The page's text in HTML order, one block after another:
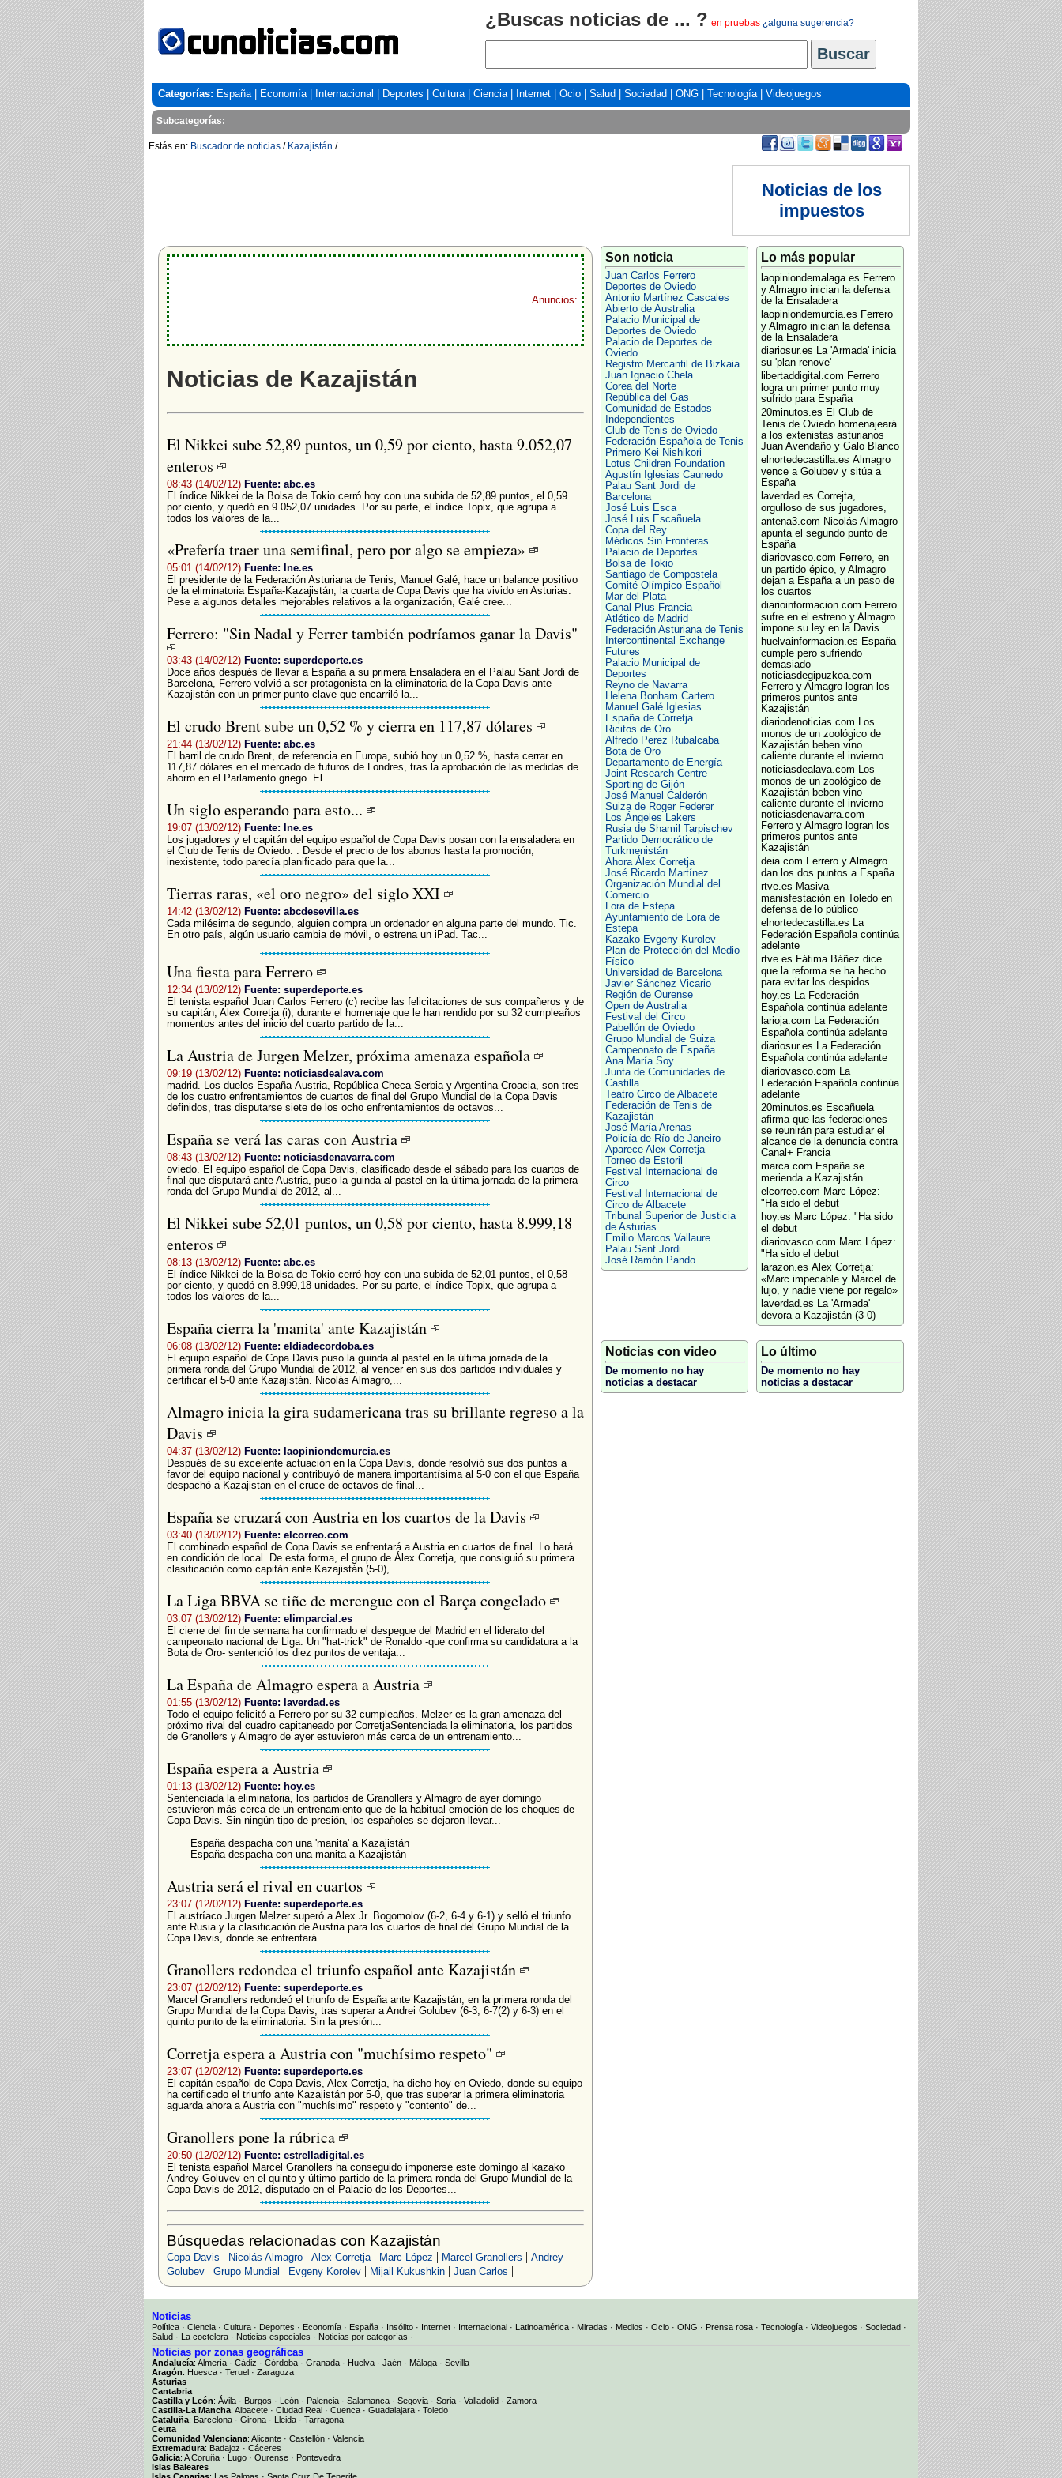
¿Buscas noticias de ... ? en pruebas ¿alguna sugerencia?
Categorías: España| Economía| Internacional Deportes Cultura| Ciencia| Internet Ocio Salud Sociedad ONG Tecnología| Videojuegos
Subcategorías:
Estás en: Buscador de noticias / Kazajistán /
Noticias de los
impuestos
Anuncios:
Noticias de Kazajistán
El Nikkei sube 52,89 puntos, un 0,59 por ciento, hasta 9.052,07
enteros
08:43 (14/02/12) Fuente: abc.es
El índice Nikkei de la Bolsa de Tokio cerró hoy con una subida de 52,89 puntos, el 0,59
por ciento, y quedó en 9.052,07 unidades. Por su parte, el índice Topix, que agrupa a
todos los valores de la...
«Prefería traer una semifinal, pero por algo se empieza»
05:01 (14/02/12) Fuente: lne.es
El presidente de la Federación Asturiana de Tenis, Manuel Galé, hace un balance positivo
de la eliminatoria España-Kazajistán, la cuarta de Copa Davis que ha vivido en Asturias.
Pese a algunos detalles mejorables relativos a la organización, Galé cree...
Ferrero: "Sin Nadal y Ferrer también podríamos ganar la Davis"
03:43 (14/02/12) Fuente: superdeporte.es
Doce años después de llevar a España a su primera Ensaladera en el Palau Sant Jordi de
Barcelona, Ferrero volvió a ser protagonista en la eliminatoria de la Copa Davis ante
Kazajistán con un primer punto clave que encarriló la...
El crudo Brent sube un 0,52 % y cierra en 117,87 dólares
21:44 (13/02/12) Fuente: abc.es
El barril de crudo Brent, de referencia en Europa, subió hoy un 0,52 %, hasta cerrar en
117,87 dólares en el mercado de futuros de Londres, tras la aprobación de las medidas de
ahorro en el Parlamento griego. El...
Un siglo esperando para esto...
19:07 (13/02/12) Fuente: lne.es
Los jugadores y el capitán del equipo español de Copa Davis posan con la ensaladera en
el Club de Tenis de Oviedo. . Desde el precio de los abonos hasta la promoción,
inexistente, todo parecía planificado para que la...
Tierras raras, «el oro negro» del siglo XXI
14:42 (13/02/12) Fuente: abcdesevilla.es
Cada milésima de segundo, alguien compra un ordenador en alguna parte del mundo. Tic.
En otro país, algún usuario cambia de móvil, o estrena un iPad. Tac...
Una fiesta para Ferrero
12:34 (13/02/12) Fuente: superdeporte.es
El tenista español Juan Carlos Ferrero (c) recibe las felicitaciones de sus compañeros y de
su capitán, Alex Corretja (i), durante el homenaje que le han rendido por su 32 cumpleaños
momentos antes del inicio del cuarto partido de la...
La Austria de Jurgen Melzer, próxima amenaza española
09:19 (13/02/12) Fuente: noticiasdealava.com
madrid. Los duelos España-Austria, República Checa-Serbia y Argentina-Croacia, son tres
de los cuatro enfrentamientos de cuartos de final del Grupo Mundial de la Copa Davis
definidos, tras disputarse siete de los ocho enfrentamientos de octavos...
España se verá las caras con Austria
08:43 (13/02/12) Fuente: noticiasdenavarra.com
oviedo. El equipo español de Copa Davis, clasificado desde el sábado para los cuartos de
final que disputará ante Austria, puso la guinda al pastel en la última jornada de la primera
ronda del Grupo Mundial de 2012, al...
El Nikkei sube 52,01 puntos, un 0,58 por ciento, hasta 8.999,18
enteros
08:13 (13/02/12) Fuente: abc.es
El índice Nikkei de la Bolsa de Tokio cerró hoy con una subida de 52,01 puntos, el 0,58
por ciento, y quedó en 8.999,18 unidades. Por su parte, el índice Topix, que agrupa a
todos los valores de la...
España cierra la 'manita' ante Kazajistán
06:08 (13/02/12) Fuente: eldiadecordoba.es
El equipo español de Copa Davis puso la guinda al pastel en la última jornada de la
primera ronda del Grupo Mundial de 2012, al vencer en sus dos partidos individuales y
certificar el 5-0 ante Kazajistán. Nicolás Almagro,...
Almagro inicia la gira sudamericana tras su brillante regreso a la
Davis
04:37 (13/02/12) Fuente: laopiniondemurcia.es
­Después de su excelente actuación en la Copa Davis, donde resolvió sus dos puntos a
favor del equipo nacional y contribuyó de manera importantísima al 5-0 con el que España
despachó a Kazajistan en el cruce de octavos de final...
España se cruzará con Austria en los cuartos de la Davis
03:40 (13/02/12) Fuente: elcorreo.com
El combinado español de Copa Davis se enfrentará a Austria en cuartos de final. Lo hará
en condición de local. De esta forma, el grupo de Álex Corretja, que consiguió su primera
clasificación como capitán ante Kazajistán (5-0),...
La Liga BBVA se tiñe de merengue con el Barça congelado
03:07 (13/02/12) Fuente: elimparcial.es
El cierre del fin de semana ha confirmado el despegue del Madrid en el liderato del
campeonato nacional de Liga. Un "hat-trick" de Ronaldo -que confirma su candidatura a la
Bota de Oro- sentenció los diez puntos de ventaja...
La España de Almagro espera a Austria
01:55 (13/02/12) Fuente: laverdad.es
Todo el equipo felicitó a Ferrero por su 32 cumpleaños. Melzer es la gran amenaza del
próximo rival del cuadro capitaneado por CorretjaSentenciada la eliminatoria, los partidos
de Granollers y Almagro de ayer estuvieron más cerca de un entrenamiento...
España espera a Austria
01:13 (13/02/12) Fuente: hoy.es
Sentenciada la eliminatoria, los partidos de Granollers y Almagro de ayer domingo
estuvieron más cerca de un entrenamiento que de la habitual emoción de los choques de
Copa Davis. Sin ningún tipo de presión, los españoles se dejaron llevar...
España despacha con una 'manita' a Kazajistán
España despacha con una manita a Kazajistán
Austria será el rival en cuartos
23:07 (12/02/12) Fuente: superdeporte.es
El austríaco Jurgen Melzer superó a Alex Jr. Bogomolov (6-2, 6-4 y 6-1) y selló el triunfo
ante Rusia y la clasificación de Austria para los cuartos de final del Grupo Mundial de la
Copa Davis, donde se enfrentará...
Granollers redondea el triunfo español ante Kazajistán
23:07 (12/02/12) Fuente: superdeporte.es
Marcel Granollers redondeó el triunfo de España ante Kazajistán, en la primera ronda del
Grupo Mundial de la Copa Davis, tras superar a Andrei Golubev (6-3, 6-7(2) y 6-3) en el
quinto punto de la eliminatoria. Sin la presión...
Corretja espera a Austria con "muchísimo respeto"
23:07 (12/02/12) Fuente: superdeporte.es
El capitán español de Copa Davis, Alex Corretja, ha dicho hoy en Oviedo, donde su equipo
ha certificado el triunfo ante Kazajistán por 5-0, que tras superar la primera eliminatoria
aguarda ahora a Austria con "muchísimo" respeto y "contento" de...
Granollers pone la rúbrica
20:50 (12/02/12) Fuente: estrelladigital.es
El tenista español Marcel Granollers ha conseguido imponerse este domingo al kazako
Andrey Goluvev en el quinto y último partido de la primera ronda del Grupo Mundial de la
Copa Davis de 2012, disputado en el Palacio de los Deportes...
Búsquedas relacionadas con Kazajistán
Copa Davis | Nicolás Almagro| Alex Corretja| Marc López | Marcel Granollers | Andrey
Golubev| Grupo Mundial | Evgeny Korolev| Mijail Kukushkin| Juan Carlos |
Son noticia
Juan Carlos Ferrero
Deportes de Oviedo
Antonio Martínez Cascales
Abierto de Australia
Palacio Municipal de
Deportes de Oviedo
Palacio de Deportes de
Oviedo
Registro Mercantil de Bizkaia
Juan Ignacio Chela
Corea del Norte
República del Gas
Comunidad de Estados
Independientes
Club de Tenis de Oviedo
Federación Española de Tenis
Primero Kei Nishikori
Lotus Children Foundation
Agustín Iglesias Caunedo
Palau Sant Jordi de
Barcelona
José Luis Esca
José Luis Escañuela
Copa del Rey
Médicos Sin Fronteras
Palacio de Deportes
Bolsa de Tokio
Santiago de Compostela
Comité Olímpico Español
Mar del Plata
Canal Plus Francia
Atlético de Madrid
Federación Asturiana de Tenis
Intercontinental Exchange
Futures
Palacio Municipal de
Deportes
Reyno de Navarra
Helena Bonham Cartero
Manuel Galé Iglesias
España de Corretja
Ricitos de Oro
Alfredo Perez Rubalcaba
Bota de Oro
Departamento de Energía
Joint Research Centre
Sporting de Gijón
José Manuel Calderón
Suiza de Roger Federer
Los Ángeles Lakers
Rusia de Shamil Tarpischev
Partido Democrático de
Turkmenistán
Ahora Álex Corretja
José Ricardo Martínez
Organización Mundial del
Comercio
Lora de Estepa
Ayuntamiento de Lora de
Estepa
Kazako Evgeny Kurolev
Plan de Protección del Medio
Físico
Universidad de Barcelona
Javier Sánchez Vicario
Región de Ourense
Open de Australia
Festival del Circo
Pabellón de Oviedo
Grupo Mundial de Suiza
Campeonato de España
Ana María Soy
Junta de Comunidades de
Castilla
Teatro Circo de Albacete
Federación de Tenis de
Kazajistán
José María Arenas
Policía de Río de Janeiro
Aparece Alex Corretja
Torneo de Estoril
Festival Internacional de
Circo
Festival Internacional de
Circo de Albacete
Tribunal Superior de Justicia
de Asturias
Emilio Marcos Vallaure
Palau Sant Jordi
José Ramón Pando
Lo más popular
laopiniondemalaga.es Ferrero
y Almagro inician la defensa
de la Ensaladera
laopiniondemurcia.es Ferrero
y Almagro inician la defensa
de la Ensaladera
diariosur.es La 'Armada' inicia
su 'plan renove'
libertaddigital.com Ferrero
logra un primer punto muy
sufrido para España
20minutos.es El Club de
Tenis de Oviedo homenajeará
a los extenistas asturianos
Juan Avendaño y Galo Blanco
elnortedecastilla.es Almagro
vence a Golubev y sitúa a
España
laverdad.es Correjta,
orgulloso de sus jugadores,
antena3.com Nicolás Almagro
apunta el segundo punto de
España
diariovasco.com Ferrero, en
un partido épico, y Almagro
dejan a España a un paso de
los cuartos
diarioinformacion.com Ferrero
sufre en el estreno y Almagro
impone su ley en la Davis
huelvainformacion.es España
cumple pero sufriendo
demasiado
noticiasdegipuzkoa.com
Ferrero y Almagro logran los
primeros puntos ante
Kazajistán
diariodenoticias.com Los
monos de un zoológico de
Kazajistán beben vino
caliente durante el invierno
noticiasdealava.com Los
monos de un zoológico de
Kazajistán beben vino
caliente durante el invierno
noticiasdenavarra.com
Ferrero y Almagro logran los
primeros puntos ante
Kazajistán
deia.com Ferrero y Almagro
dan los dos puntos a España
rtve.es Masiva
manisfestación en Toledo en
defensa de lo público
elnortedecastilla.es La
Federación Española continúa
adelante
rtve.es Fátima Báñez dice
que la reforma se ha hecho
para evitar los despidos
hoy.es La Federación
Española continúa adelante
larioja.com La Federación
Española continúa adelante
diariosur.es La Federación
Española continúa adelante
diariovasco.com La
Federación Española continúa
adelante
20minutos.es Escañuela
afirma que las federaciones
se reunirán para estudiar el
alcance de la denuncia contra
Canal+ Francia
marca.com España se
merienda a Kazajistán
elcorreo.com Marc López:
"Ha sido el debut
hoy.es Marc López: "Ha sido
el debut
diariovasco.com Marc López:
"Ha sido el debut
larazon.es Alex Corretja:
«Marc impecable y Marcel de
lujo, y nadie viene por regalo»
laverdad.es La 'Armada'
devora a Kazajistán (3-0)
Noticias con video
De momento no hay
noticias a destacar
Lo último
De momento no hay
noticias a destacar
Noticias
Política · Ciencia · Cultura · Deportes · Economía · España · Insólito · Internet · Internacional · Latinoamérica · Miradas · Medios · Ocio · ONG · Prensa rosa · Tecnología · Videojuegos · Sociedad ·
Salud · La coctelera · Noticias especiales · Noticias por categorías ·
Noticias por zonas geográficas
Andalucía: Almería · Cádiz · Córdoba · Granada · Huelva · Jaén · Málaga · Sevilla
Aragón: Huesca · Teruel · Zaragoza
Asturias
Cantabria
Castilla y León: Ávila · Burgos · León · Palencia · Salamanca · Segovia · Soria · Valladolid · Zamora
Castilla-La Mancha: Albacete · Ciudad Real · Cuenca · Guadalajara · Toledo
Cataluña: Barcelona · Girona · Lleida · Tarragona
Ceuta
Comunidad Valenciana: Alicante · Castellón · Valencia
Extremadura: Badajoz · Cáceres
Galicia: A Coruña · Lugo · Ourense · Pontevedra
Islas Baleares